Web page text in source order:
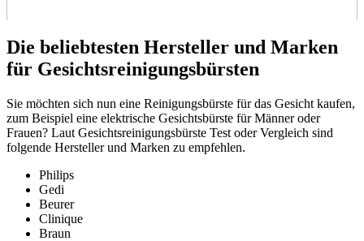
Die beliebtesten Hersteller und Marken
für Gesichtsreinigungsbürsten
Sie möchten sich nun eine Reinigungsbürste für das Gesicht kaufen,
zum Beispiel eine elektrische Gesichtsbürste für Männer oder
Frauen? Laut Gesichtsreinigungsbürste Test oder Vergleich sind
folgende Hersteller und Marken zu empfehlen.
Philips
Gedi
Beurer
Clinique
Braun